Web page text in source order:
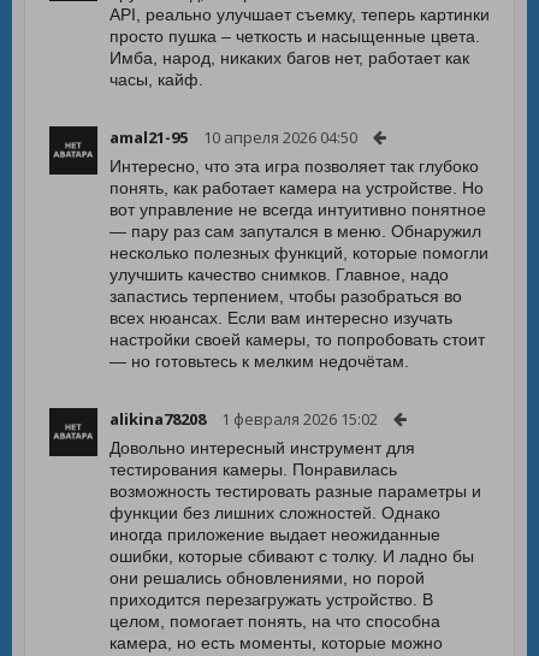
API, реально улучшает съемку, теперь картинки
просто пушка – четкость и насыщенные цвета.
Имба, народ, никаких багов нет, работает как
часы, кайф.
amal21-95 10 апреля 2026 04:50
Интересно, что эта игра позволяет так глубоко
понять, как работает камера на устройстве. Но
вот управление не всегда интуитивно понятное
— пару раз сам запутался в меню. Обнаружил
несколько полезных функций, которые помогли
улучшить качество снимков. Главное, надо
запастись терпением, чтобы разобраться во
всех нюансах. Если вам интересно изучать
настройки своей камеры, то попробовать стоит
— но готовьтесь к мелким недочётам.
alikina78208 1 февраля 2026 15:02
Довольно интересный инструмент для
тестирования камеры. Понравилась
возможность тестировать разные параметры и
функции без лишних сложностей. Однако
иногда приложение выдает неожиданные
ошибки, которые сбивают с толку. И ладно бы
они решались обновлениями, но порой
приходится перезагружать устройство. В
целом, помогает понять, на что способна
камера, но есть моменты, которые можно